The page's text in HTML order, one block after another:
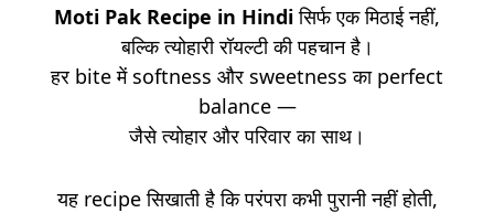
Moti Pak Recipe in Hindiसिर्फ एक मिठाई नहीं,
बल्कि त्योहारी रॉयल्टी की पहचान है।
हर bite में softness और sweetness का perfect
balance —
जैसे त्योहार और परिवार का साथ।
यह recipe सिखाती है कि परंपरा कभी पुरानी नहीं होती,